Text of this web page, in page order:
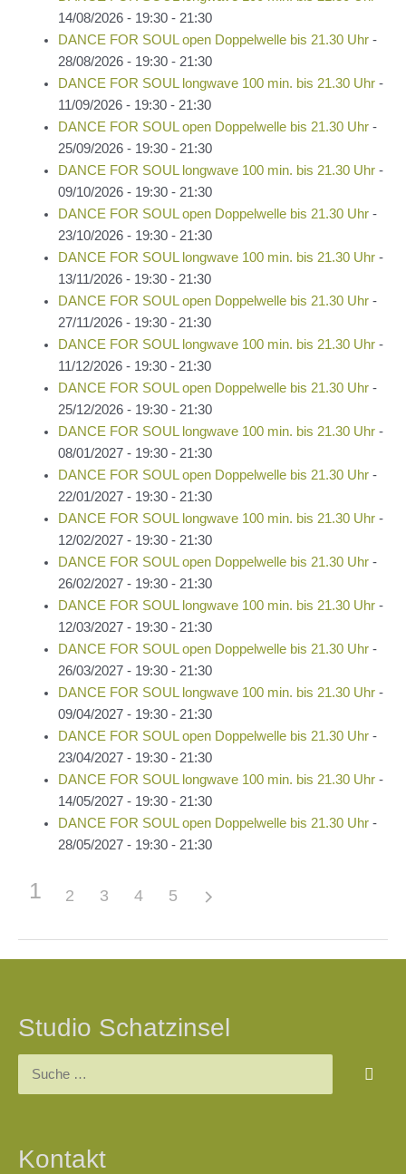
14/08/2026 - 19:30 - 21:30
DANCE FOR SOUL open Doppelwelle bis 21.30 Uhr-
28/08/2026 - 19:30 - 21:30
DANCE FOR SOUL longwave 100 min. bis 21.30 Uhr-
11/09/2026 - 19:30 - 21:30
DANCE FOR SOUL open Doppelwelle bis 21.30 Uhr-
25/09/2026 - 19:30 - 21:30
DANCE FOR SOUL longwave 100 min. bis 21.30 Uhr-
09/10/2026 - 19:30 - 21:30
DANCE FOR SOUL open Doppelwelle bis 21.30 Uhr-
23/10/2026 - 19:30 - 21:30
DANCE FOR SOUL longwave 100 min. bis 21.30 Uhr-
13/11/2026 - 19:30 - 21:30
DANCE FOR SOUL open Doppelwelle bis 21.30 Uhr-
27/11/2026 - 19:30 - 21:30
DANCE FOR SOUL longwave 100 min. bis 21.30 Uhr-
11/12/2026 - 19:30 - 21:30
DANCE FOR SOUL open Doppelwelle bis 21.30 Uhr-
25/12/2026 - 19:30 - 21:30
DANCE FOR SOUL longwave 100 min. bis 21.30 Uhr-
08/01/2027 - 19:30 - 21:30
DANCE FOR SOUL open Doppelwelle bis 21.30 Uhr-
22/01/2027 - 19:30 - 21:30
DANCE FOR SOUL longwave 100 min. bis 21.30 Uhr-
12/02/2027 - 19:30 - 21:30
DANCE FOR SOUL open Doppelwelle bis 21.30 Uhr-
26/02/2027 - 19:30 - 21:30
DANCE FOR SOUL longwave 100 min. bis 21.30 Uhr-
12/03/2027 - 19:30 - 21:30
DANCE FOR SOUL open Doppelwelle bis 21.30 Uhr-
26/03/2027 - 19:30 - 21:30
DANCE FOR SOUL longwave 100 min. bis 21.30 Uhr-
09/04/2027 - 19:30 - 21:30
DANCE FOR SOUL open Doppelwelle bis 21.30 Uhr-
23/04/2027 - 19:30 - 21:30
DANCE FOR SOUL longwave 100 min. bis 21.30 Uhr-
14/05/2027 - 19:30 - 21:30
DANCE FOR SOUL open Doppelwelle bis 21.30 Uhr-
28/05/2027 - 19:30 - 21:30
1 2 3 4 5
Studio Schatzinsel
Kontakt